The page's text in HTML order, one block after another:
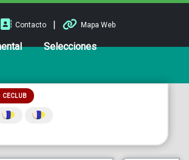
Contacto | Mapa Web
Selecciones
CECLUB